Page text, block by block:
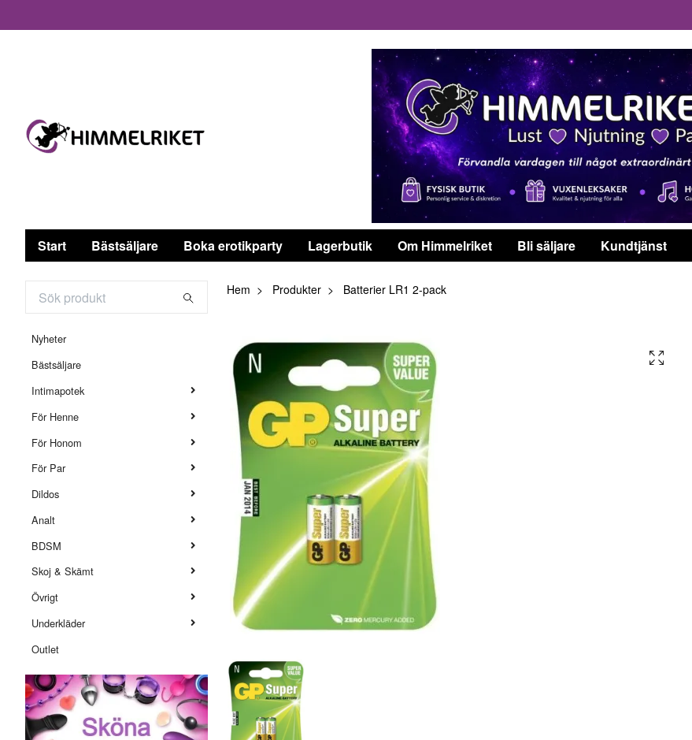
Start Bästsäljare Boka erotikparty Lagerbutik Om Himmelriket Bli säljare Kundtjänst
Nyheter
Bästsäljare
Intimapotek
För Henne
För Honom
För Par
Dildos
Analt
BDSM
Skoj & Skämt
Övrigt
Underkläder
Outlet
Hem Produkter Batterier LR1 2-pack